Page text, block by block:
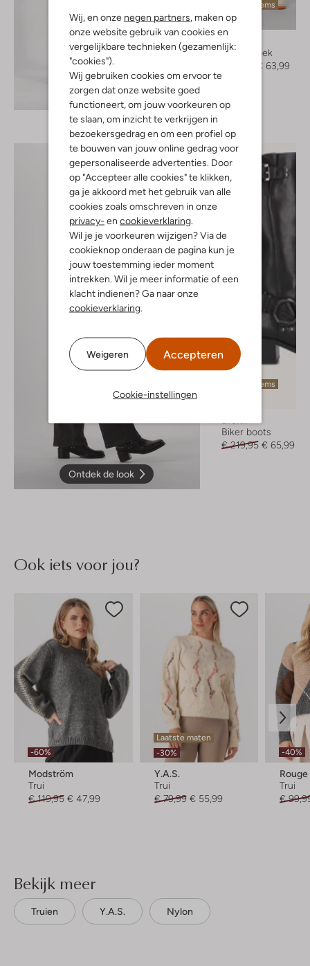
Wij, en onze negen partners, maken op
onze website gebruik van cookies en
vergelijkbare technieken (gezamenlijk:
"cookies").
Wij gebruiken cookies om ervoor te
zorgen dat onze website goed
functioneert, om jouw voorkeuren op
te slaan, om inzicht te verkrijgen in
bezoekersgedrag en om een profiel op
te bouwen van jouw online gedrag voor
gepersonaliseerde advertenties. Door
op "Accepteer alle cookies" te klikken,
ga je akkoord met het gebruik van alle
cookies zoals omschreven in onze
privacy- en cookieverklaring.
Wil je je voorkeuren wijzigen? Via de
cookieknop onderaan de pagina kun je
jouw toestemming ieder moment
intrekken. Wil je meer informatie of een
klacht indienen? Ga naar onze
cookieverklaring.
Weigeren Accepteren
Cookie-instellingen
Ontdek de look
Laatste items
-20%
Y.a.s.
Cargobroek
€ 63,99
Ontdek de look
Laatste items
Biker boots
€ 219,95 € 65,99
Ook iets voor jou?
-60%
Modström
Trui
€ 119,95 € 47,99
Laatste maten
-30%
Y.a.s.
Trui
€ 79,99 € 55,99
-40%
Trui
€
Bekijk meer
Truien Y.a.s. Nylon